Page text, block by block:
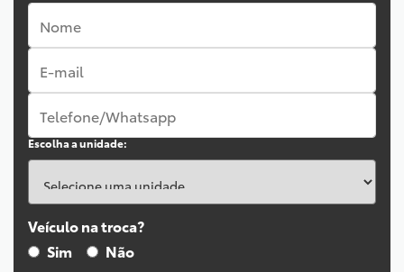
Escolha a unidade:
Veículo na troca?
Sim
Não